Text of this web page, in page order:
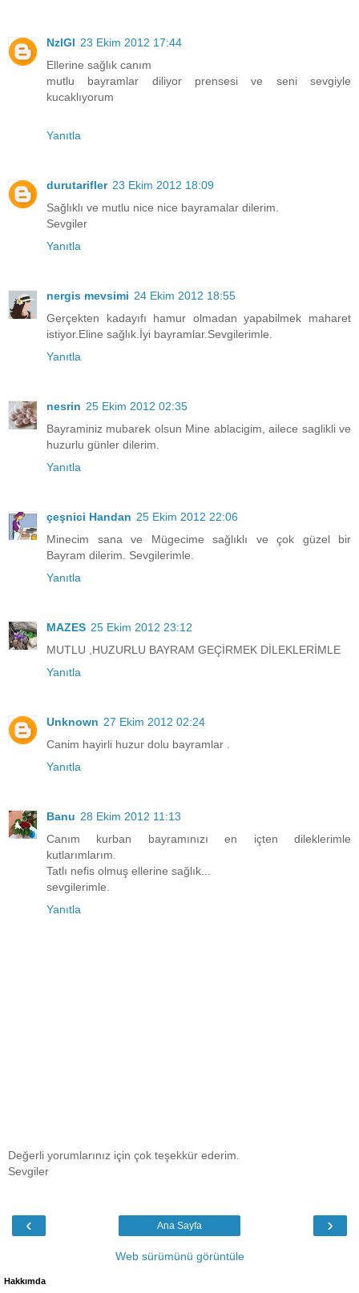
NzlGl 23 Ekim 2012 17:44
Ellerine sağlık canım
mutlu bayramlar diliyor prensesi ve seni sevgiyle
kucaklıyorum
Yanıtla
durutarifler 23 Ekim 2012 18:09
Sağlıklı ve mutlu nice nice bayramalar dilerim.
Sevgiler
Yanıtla
nergis mevsimi 24 Ekim 2012 18:55
Gerçekten kadayıfı hamur olmadan yapabilmek maharet
istiyor.Eline sağlık.İyi bayramlar.Sevgilerimle.
Yanıtla
nesrin 25 Ekim 2012 02:35
Bayraminiz mubarek olsun Mine ablacigim, ailece saglikli ve
huzurlu günler dilerim.
Yanıtla
çeşnici Handan 25 Ekim 2012 22:06
Minecim sana ve Mügecime sağlıklı ve çok güzel bir
Bayram dilerim. Sevgilerimle.
Yanıtla
MAZES 25 Ekim 2012 23:12
MUTLU ,HUZURLU BAYRAM GEÇİRMEK DİLEKLERİMLE
Yanıtla
Unknown 27 Ekim 2012 02:24
Canim hayirli huzur dolu bayramlar .
Yanıtla
Banu 28 Ekim 2012 11:13
Canım kurban bayramınızı en içten dileklerimle
kutlarımlarım.
Tatlı nefis olmuş ellerine sağlık...
sevgilerimle.
Yanıtla
Değerli yorumlarınız için çok teşekkür ederim.
Sevgiler
‹ ›
Ana Sayfa
Web sürümünü görüntüle
Hakkımda